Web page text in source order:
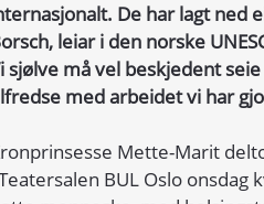
De har lagt ned
leiar i den norske
sjølve må vel beskjedent
med arbeidet vi har
Mette-Marit
BUL Oslo